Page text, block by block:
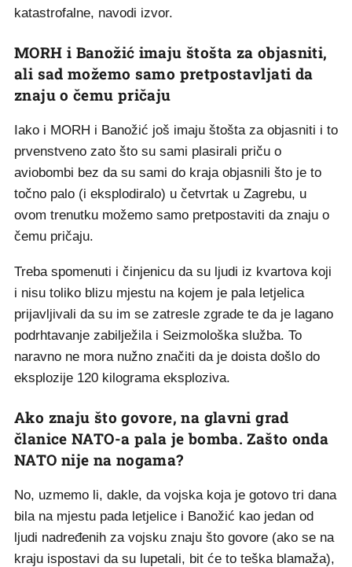
katastrofalne, navodi izvor.
MORH i Banožić imaju štošta za objasniti,
ali sad možemo samo pretpostavljati da
znaju o čemu pričaju
Iako i MORH i Banožić još imaju štošta za objasniti i to
prvenstveno zato što su sami plasirali priču o
aviobombi bez da su sami do kraja objasnili što je to
točno palo (i eksplodiralo) u četvrtak u Zagrebu, u
ovom trenutku možemo samo pretpostaviti da znaju o
čemu pričaju.
Treba spomenuti i činjenicu da su ljudi iz kvartova koji
i nisu toliko blizu mjestu na kojem je pala letjelica
prijavljivali da su im se zatresle zgrade te da je lagano
podrhtavanje zabilježila i Seizmološka služba. To
naravno ne mora nužno značiti da je doista došlo do
eksplozije 120 kilograma eksploziva.
Ako znaju što govore, na glavni grad
članice NATO-a pala je bomba. Zašto onda
NATO nije na nogama?
No, uzmemo li, dakle, da vojska koja je gotovo tri dana
bila na mjestu pada letjelice i Banožić kao jedan od
ljudi nadređenih za vojsku znaju što govore (ako se na
kraju ispostavi da su lupetali, bit će to teška blamaža),